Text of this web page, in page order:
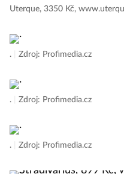
Uterque, 3350 Kč,
. Zdroj: Profimedia.cz
. Zdroj: Profimedia.cz
. Zdroj: Profimedia.cz